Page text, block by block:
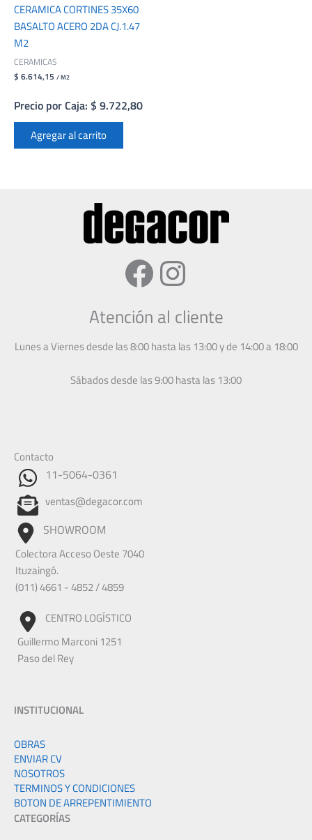
CERAMICA CORTINES 35X60
BASALTO ACERO 2DA CJ.1.47
M2
CERAMICAS
$ 6.614,15 / M2
Precio por Caja: $ 9.722,80
Agregar al carrito
Facebook
Instagram
Atención al cliente
Lunes a Viernes desde las 8:00 hasta las 13:00 y de 14:00 a 18:00
Sábados desde las 9:00 hasta las 13:00
Contacto
11-5064-0361
ventas@degacor.com
SHOWROOM
Colectora Acceso Oeste 7040
Ituzaingó.
(011) 4661 - 4852 / 4859
CENTRO LOGÍSTICO
Guillermo Marconi 1251
Paso del Rey
INSTITUCIONAL
OBRAS
ENVIAR CV
NOSOTROS
TERMINOS Y CONDICIONES
BOTON DE ARREPENTIMIENTO
CATEGORÍAS